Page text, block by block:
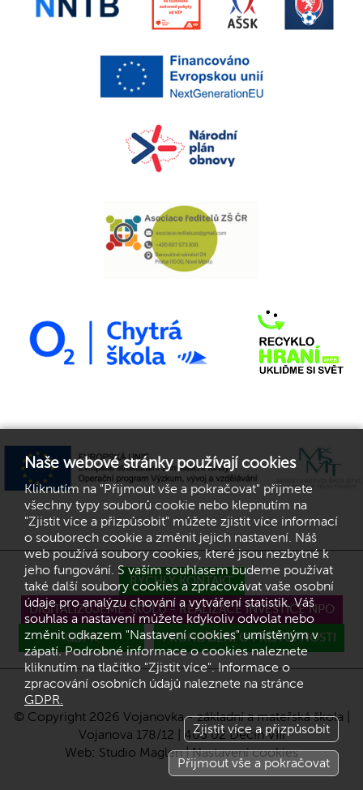
RYCHLÝ KONTAKT
DIGITALIZUJEME ŠKOLU - REALIZACE INVESTICE NPO
GDPR PROHLÁŠENÍ O PŘÍSTUPNOSTI
© Copyright 2026 Vojanovka - základní a mateřská škola |
Vojanova 178/12 | 405 02 Děčín VIII
Web: Studio Maglen|Nastavení cookies
Naše webové stránky používají cookies
Kliknutím na "Přijmout vše a pokračovat" přijmete
všechny typy souborů cookie nebo klepnutím na
"Zjistit více a přizpůsobit" můžete zjistit více informací
o souborech cookie a změnit jejich nastavení. Náš
web používá soubory cookies, které jsou nezbytné k
jeho fungování. S vaším souhlasem budeme používat
také další soubory cookies a zpracovávat vaše osobní
údaje pro analýzu chování a vytváření statistik. Váš
souhlas a nastavení můžete kdykoliv odvolat nebo
změnit odkazem "Nastavení cookies" umístěným v
zápatí. Podrobné informace o cookies naleznete
kliknutím na tlačítko "Zjistit více". Informace o
zpracování osobních údajů naleznete na stránce
GDPR.
Zjistit více a přizpůsobit
Přijmout vše a pokračovat